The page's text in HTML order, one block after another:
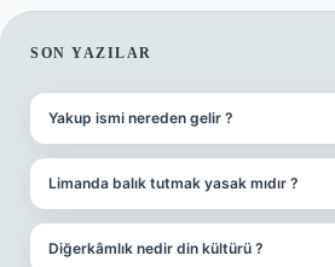
SIDEBAR
SON YAZILAR
Yakup ismi nereden gelir ?
Limanda balık tutmak yasak mıdır ?
Diğerkâmlık nedir din kültürü ?